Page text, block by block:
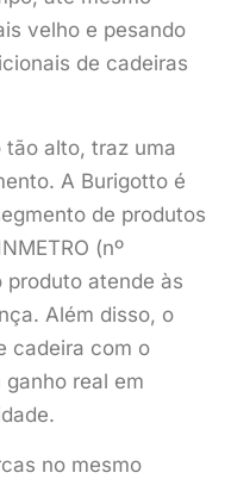
velho e pesando
de cadeiras
alto, traz uma
A Burigotto é
de produtos
(nº
atende às
Além disso, o
cadeira com o
real em
no mesmo